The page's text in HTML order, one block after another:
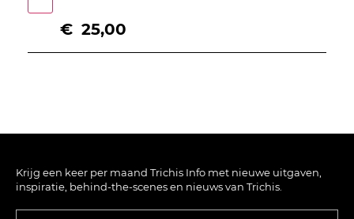
€ 25,00
Krijg een keer per maand Trichis Info met nieuwe uitgaven,
inspiratie, behind-the-scenes en nieuws van Trichis.